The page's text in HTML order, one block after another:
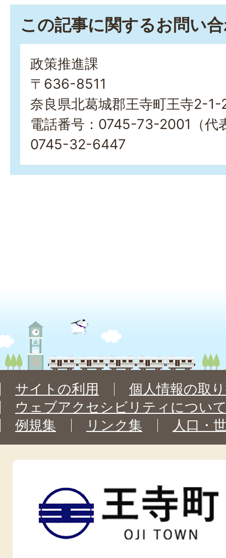
この記事に関するお問い
政策推進課
〒636-8511
奈良県北葛城郡王寺町王寺2-1-
電話番号：0745-73-2001（代
0745-32-6447
サイトの利用
個人情報の取
ウェブアクセシビリティについ
例規集
リンク集 人口・
王
寺
町